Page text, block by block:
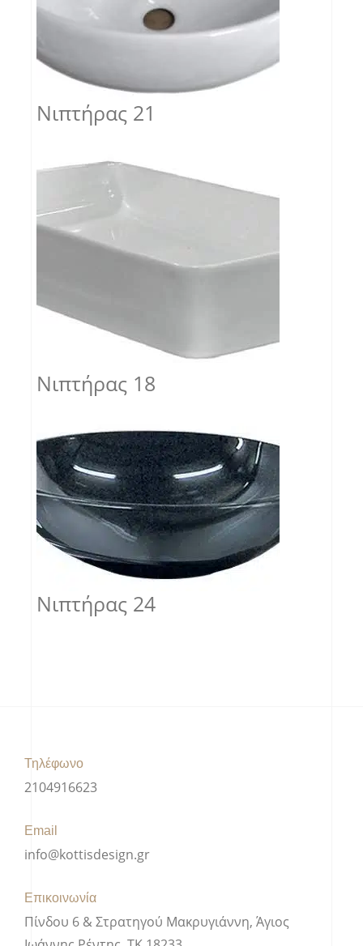
Νιπτήρας 21
Νιπτήρας 18
Νιπτήρας 24
Τηλέφωνο
2104916623
Email
info@kottisdesign.gr
Επικοινωνία
Πίνδου 6 & Στρατηγού Μακρυγιάννη, Άγιος